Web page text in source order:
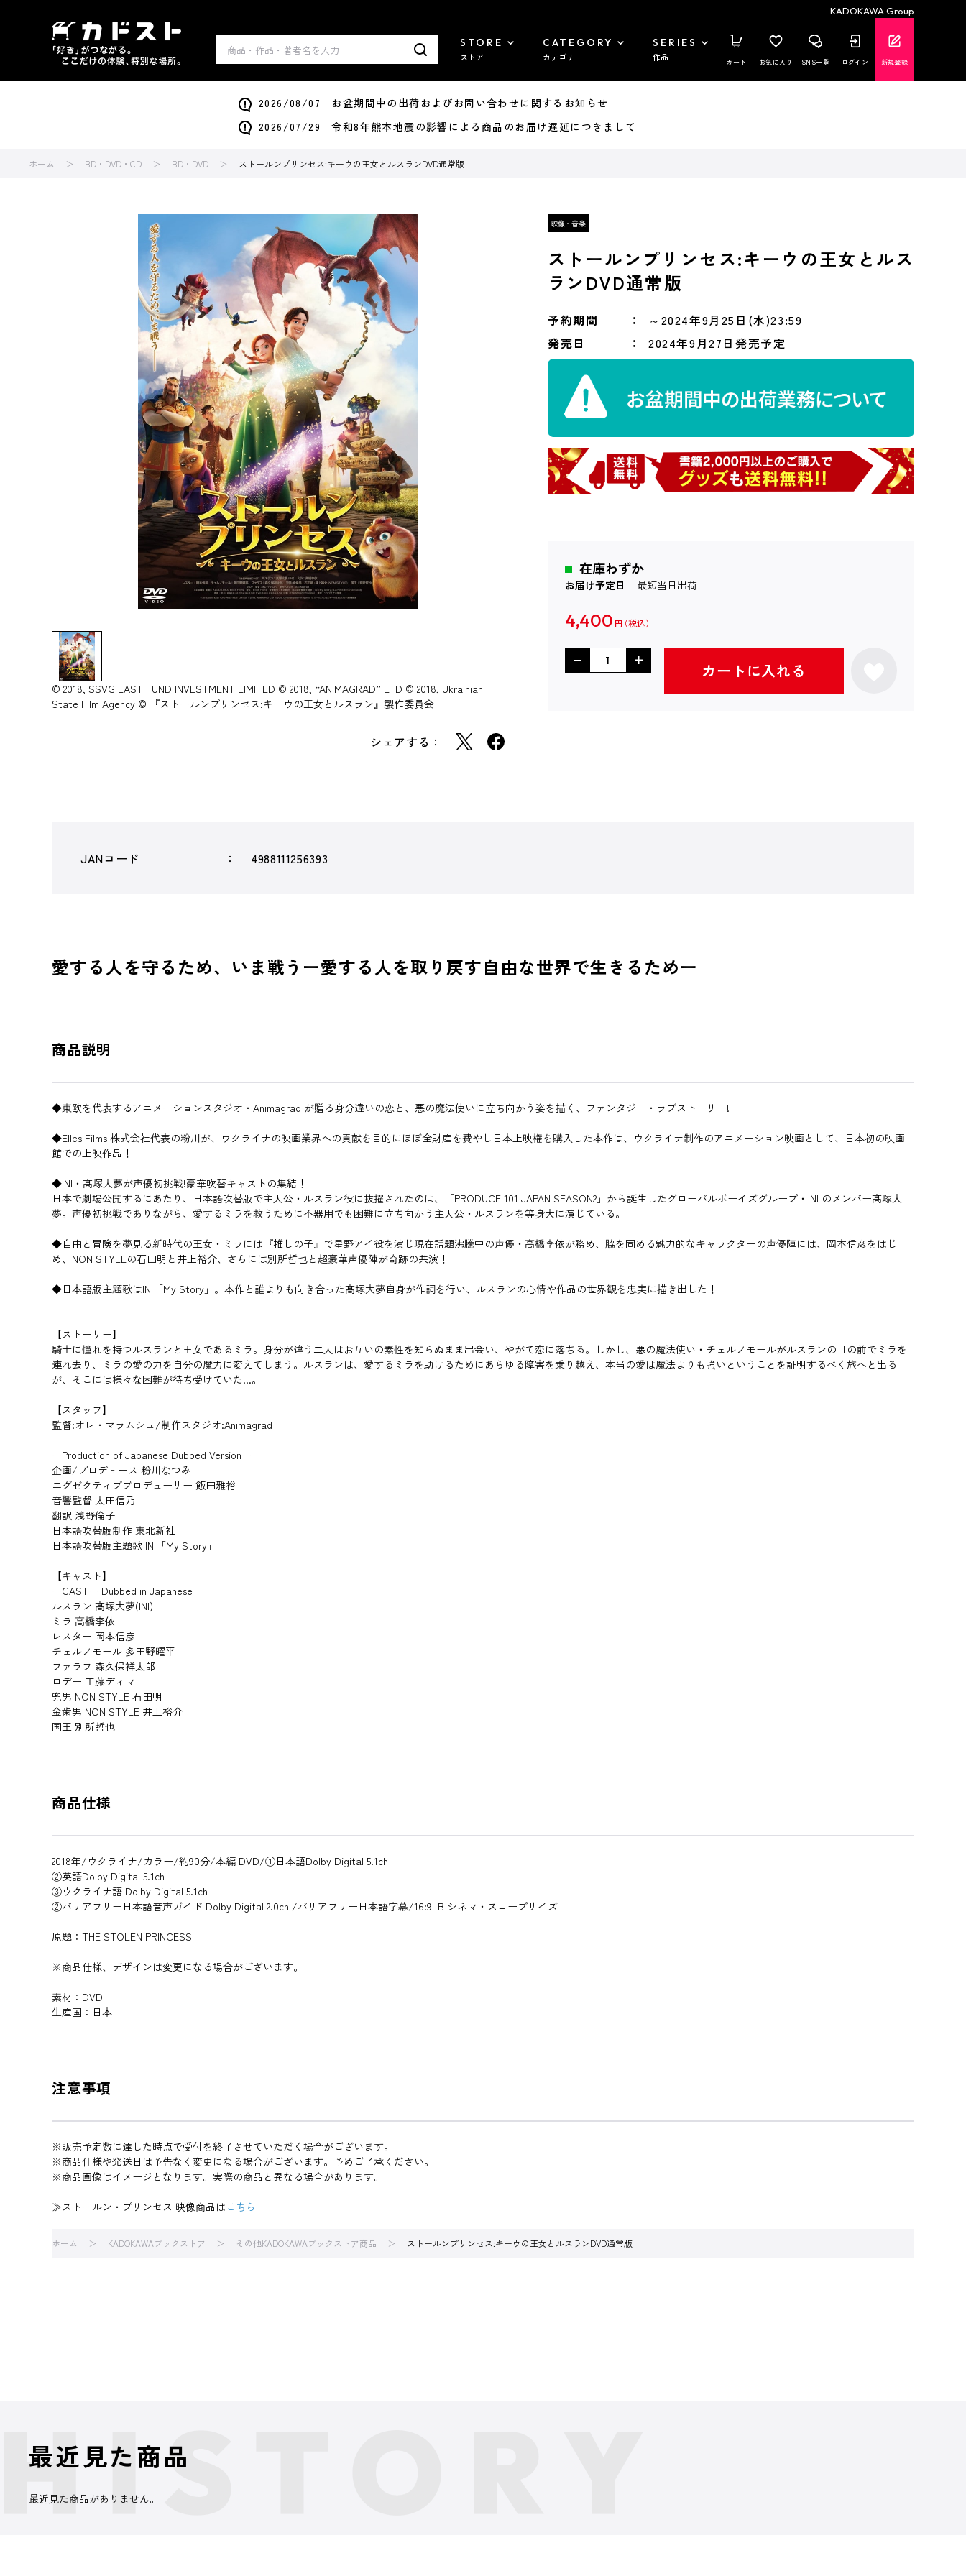
KADOKAWA Group
STORE
ストア
CATEGORY
カテゴリ
SERIES
作品 カート お気に入り SNS一覧 ログイン 新規登録
2026/08/07 お盆期間中の出荷およびお問い合わせに関するお知らせ
2026/07/29 令和8年熊本地震の影響による商品のお届け遅延につきまして
ホーム BD・DVD・CD BD・DVD ストールンプリンセス:キーウの王女とルスランDVD通常版
© 2018, SSVG EAST FUND INVESTMENT LIMITED © 2018, “ANIMAGRAD” LTD © 2018, Ukrainian
State Film Agency © 『ストールンプリンセス:キーウの王女とルスラン』製作委員会
シェアする：
ストールンプリンセス:キーウの王女とルス
ランDVD通常版
予約期間
～2024年9月25日(水)23:59
発売日
2024年9月27日発売予定
在庫わずか
お届け予定日 最短当日出荷
4,400 円
カートに入れる
JANコード 4988111256393
愛する人を守るため、いま戦うー愛する人を取り戻す自由な世界で生きるためー
商品説明
◆東欧を代表するアニメーションスタジオ・Animagrad が贈る身分違いの恋と、悪の魔法使いに立ち向かう姿を描く、ファンタジー・ラブストーリー!
◆Elles Films 株式会社代表の粉川が、ウクライナの映画業界への貢献を目的にほぼ全財産を費やし日本上映権を購入した本作は、ウクライナ制作のアニメーション映画として、日本初の映画
館での上映作品！
◆INI・髙塚大夢が声優初挑戦!豪華吹替キャストの集結！
日本で劇場公開するにあたり、日本語吹替版で主人公・ルスラン役に抜擢されたのは、「PRODUCE 101 JAPAN SEASON2」から誕生したグローバルボーイズグループ・INI のメンバー髙塚大
夢。声優初挑戦でありながら、愛するミラを救うために不器用でも困難に立ち向かう主人公・ルスランを等身大に演じている。
◆自由と冒険を夢見る新時代の王女・ミラには『推しの子』で星野アイ役を演じ現在話題沸騰中の声優・高橋李依が務め、脇を固める魅力的なキャラクターの声優陣には、岡本信彦をはじ
め、NON STYLEの石田明と井上裕介、さらには別所哲也と超豪華声優陣が奇跡の共演！
◆日本語版主題歌はINI「My Story」。本作と誰よりも向き合った髙塚大夢自身が作詞を行い、ルスランの心情や作品の世界観を忠実に描き出した！
【ストーリー】
騎士に憧れを持つルスランと王女であるミラ。身分が違う二人はお互いの素性を知らぬまま出会い、やがて恋に落ちる。しかし、悪の魔法使い・チェルノモールがルスランの目の前でミラを
連れ去り、ミラの愛の力を自分の魔力に変えてしまう。ルスランは、愛するミラを助けるためにあらゆる障害を乗り越え、本当の愛は魔法よりも強いということを証明するべく旅へと出る
が、そこには様々な困難が待ち受けていた...。
【スタッフ】
監督:オレ・マラムシュ/制作スタジオ:Animagrad
ーProduction of Japanese Dubbed Versionー
企画/プロデュース 粉川なつみ
エグゼクティブプロデューサー 飯田雅裕
音響監督 太田信乃
翻訳 浅野倫子
日本語吹替版制作 東北新社
日本語吹替版主題歌 INI「My Story」
【キャスト】
ーCASTー Dubbed in Japanese
ルスラン 髙塚大夢(INI)
ミラ 高橋李依
レスター 岡本信彦
チェルノモール 多田野曜平
ファラフ 森久保祥太郎
ロデー 工藤ディマ
兜男 NON STYLE 石田明
金歯男 NON STYLE 井上裕介
国王 別所哲也
商品仕様
2018年/ウクライナ/カラー/約90分/本編 DVD/①日本語Dolby Digital 5.1ch
②英語Dolby Digital 5.1ch
③ウクライナ語 Dolby Digital 5.1ch
②バリアフリー日本語音声ガイド Dolby Digital 2.0ch /バリアフリー日本語字幕/16:9LB シネマ・スコープサイズ
原題：THE STOLEN PRINCESS
※商品仕様、デザインは変更になる場合がございます。
素材：DVD
生産国：日本
注意事項
※販売予定数に達した時点で受付を終了させていただく場合がございます。
※商品仕様や発送日は予告なく変更になる場合がございます。予めご了承ください。
※商品画像はイメージとなります。実際の商品と異なる場合があります。
≫ストールン・プリンセス 映像商品は こちら
ホーム KADOKAWAブックストア その他KADOKAWAブックストア商品 ストールンプリンセス:キーウの王女とルスランDVD通常版
最近見た商品
最近見た商品がありません。